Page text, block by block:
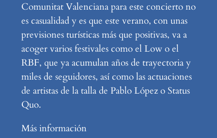
Comunitat Valenciana para este concierto no
es casualidad y es que este verano, con unas
previsiones turísticas más que positivas, va a
acoger varios festivales como el Low o el
RBF, que ya acumulan años de trayectoria y
miles de seguidores, así como las actuaciones
de artistas de la talla de Pablo López o Status
Quo.
Más información